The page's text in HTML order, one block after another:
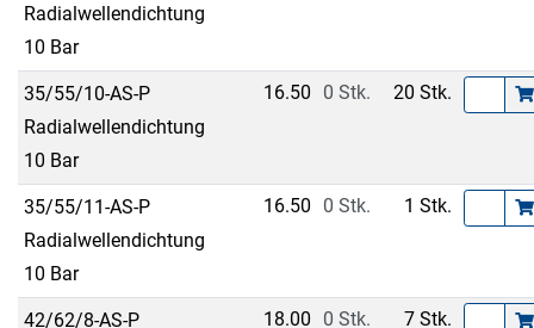
Radialwellendichtung
10 Bar
35/55/10-AS-P
Radialwellendichtung
10 Bar
16.50 0 Stk. 20 Stk.
35/55/11-AS-P
Radialwellendichtung
10 Bar
16.50 0 Stk. 1 Stk.
42/62/8-AS-P
18.00 0 Stk. 7 Stk.